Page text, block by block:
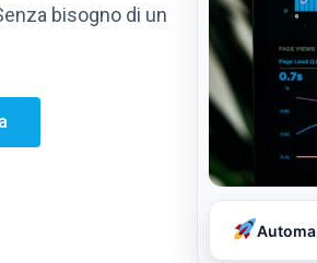
bisogno di un